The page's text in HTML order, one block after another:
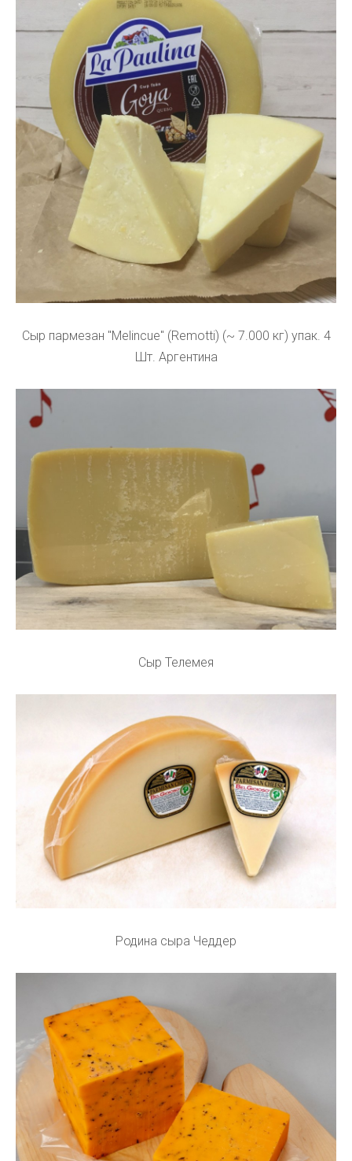
Сыр пармезан "Melincue" (Remotti) (~ 7.000 кг) упак. 4
Шт. Аргентина
Сыр Телемея
Родина сыра Чеддер